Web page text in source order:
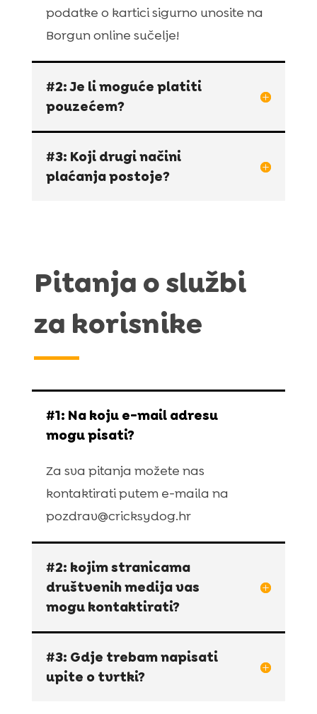
podatke o kartici sigurno unosite na
Borgun online sučelje!
#2: Je li moguće platiti
pouzećem?
#3: Koji drugi načini
plaćanja postoje?
Pitanja o službi
za korisnike
#1: Na koju e-mail adresu
mogu pisati?
Za sva pitanja možete nas
kontaktirati putem e-maila na
pozdrav@cricksydog.hr
#2: kojim stranicama
društvenih medija vas
mogu kontaktirati?
#3: Gdje trebam napisati
upite o tvrtki?